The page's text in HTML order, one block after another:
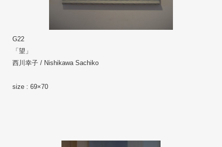
G22
「望」
西川幸子 / Nishikawa Sachiko
size : 69×70